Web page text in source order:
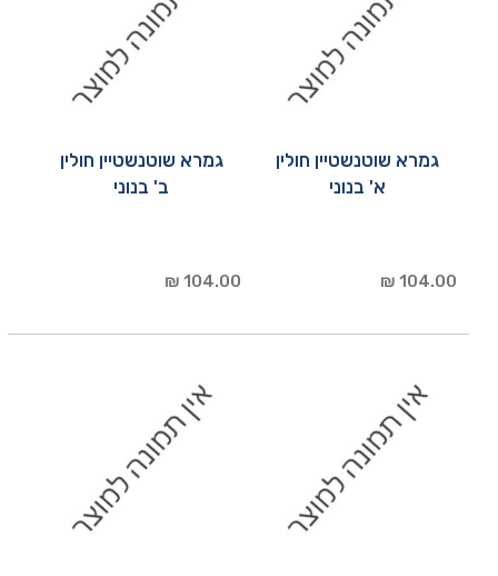
גמרא שוטנשטיין חולין
א' בנוני
104.00 ₪
גמרא שוטנשטיין חולין
ב' בנוני
104.00 ₪